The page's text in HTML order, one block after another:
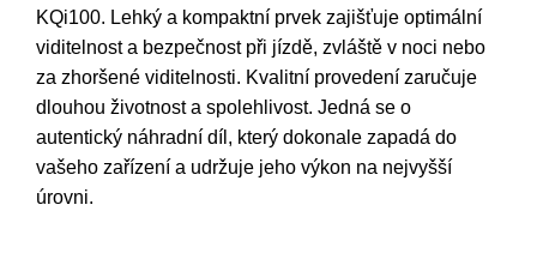
KQi100. Lehký a kompaktní prvek zajišťuje optimální
viditelnost a bezpečnost při jízdě, zvláště v noci nebo
za zhoršené viditelnosti. Kvalitní provedení zaručuje
dlouhou životnost a spolehlivost. Jedná se o
autentický náhradní díl, který dokonale zapadá do
vašeho zařízení a udržuje jeho výkon na nejvyšší
úrovni.